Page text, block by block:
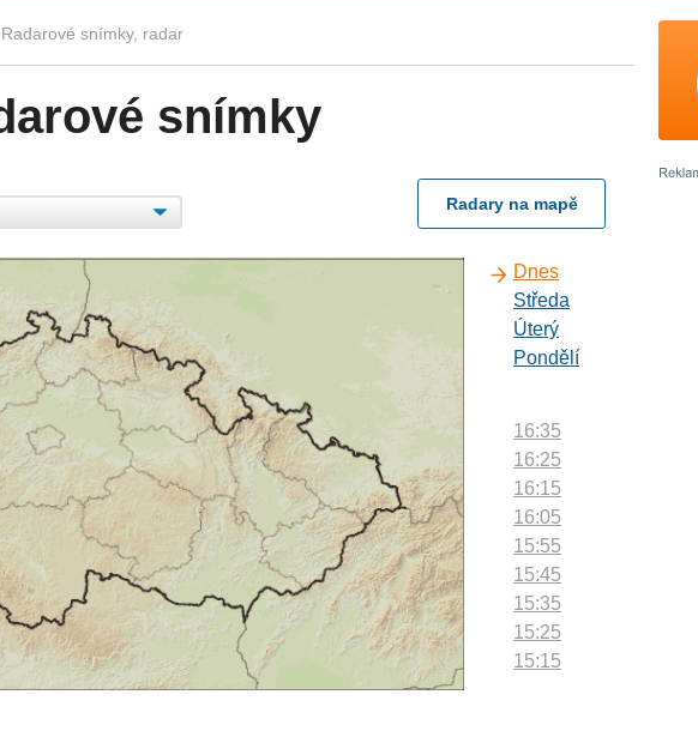
Radarové snímky, radar
snímky
Radary na mapě
Dnes
Středa
Úterý
Pondělí
16:35
16:25
16:15
16:05
15:55
15:45
15:35
15:25
15:15